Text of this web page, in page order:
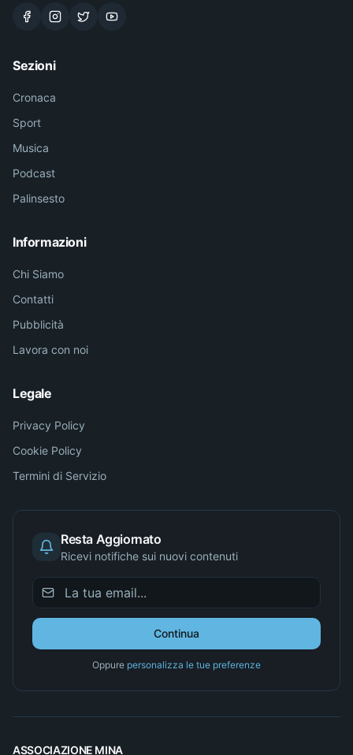
Sezioni
Cronaca
Sport
Musica
Podcast
Palinsesto
Informazioni
Chi Siamo
Contatti
Pubblicità
Lavora con noi
Legale
Privacy Policy
Cookie Policy
Termini di Servizio
Resta Aggiornato
Ricevi notifiche sui nuovi contenuti
Continua
Oppure personalizza le tue preferenze
ASSOCIAZIONE MINA